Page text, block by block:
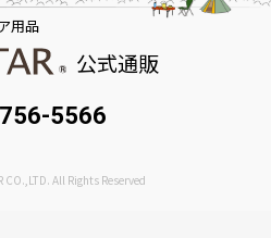
用品
公式通販
5566
CO.,LTD. All Rights Reserved